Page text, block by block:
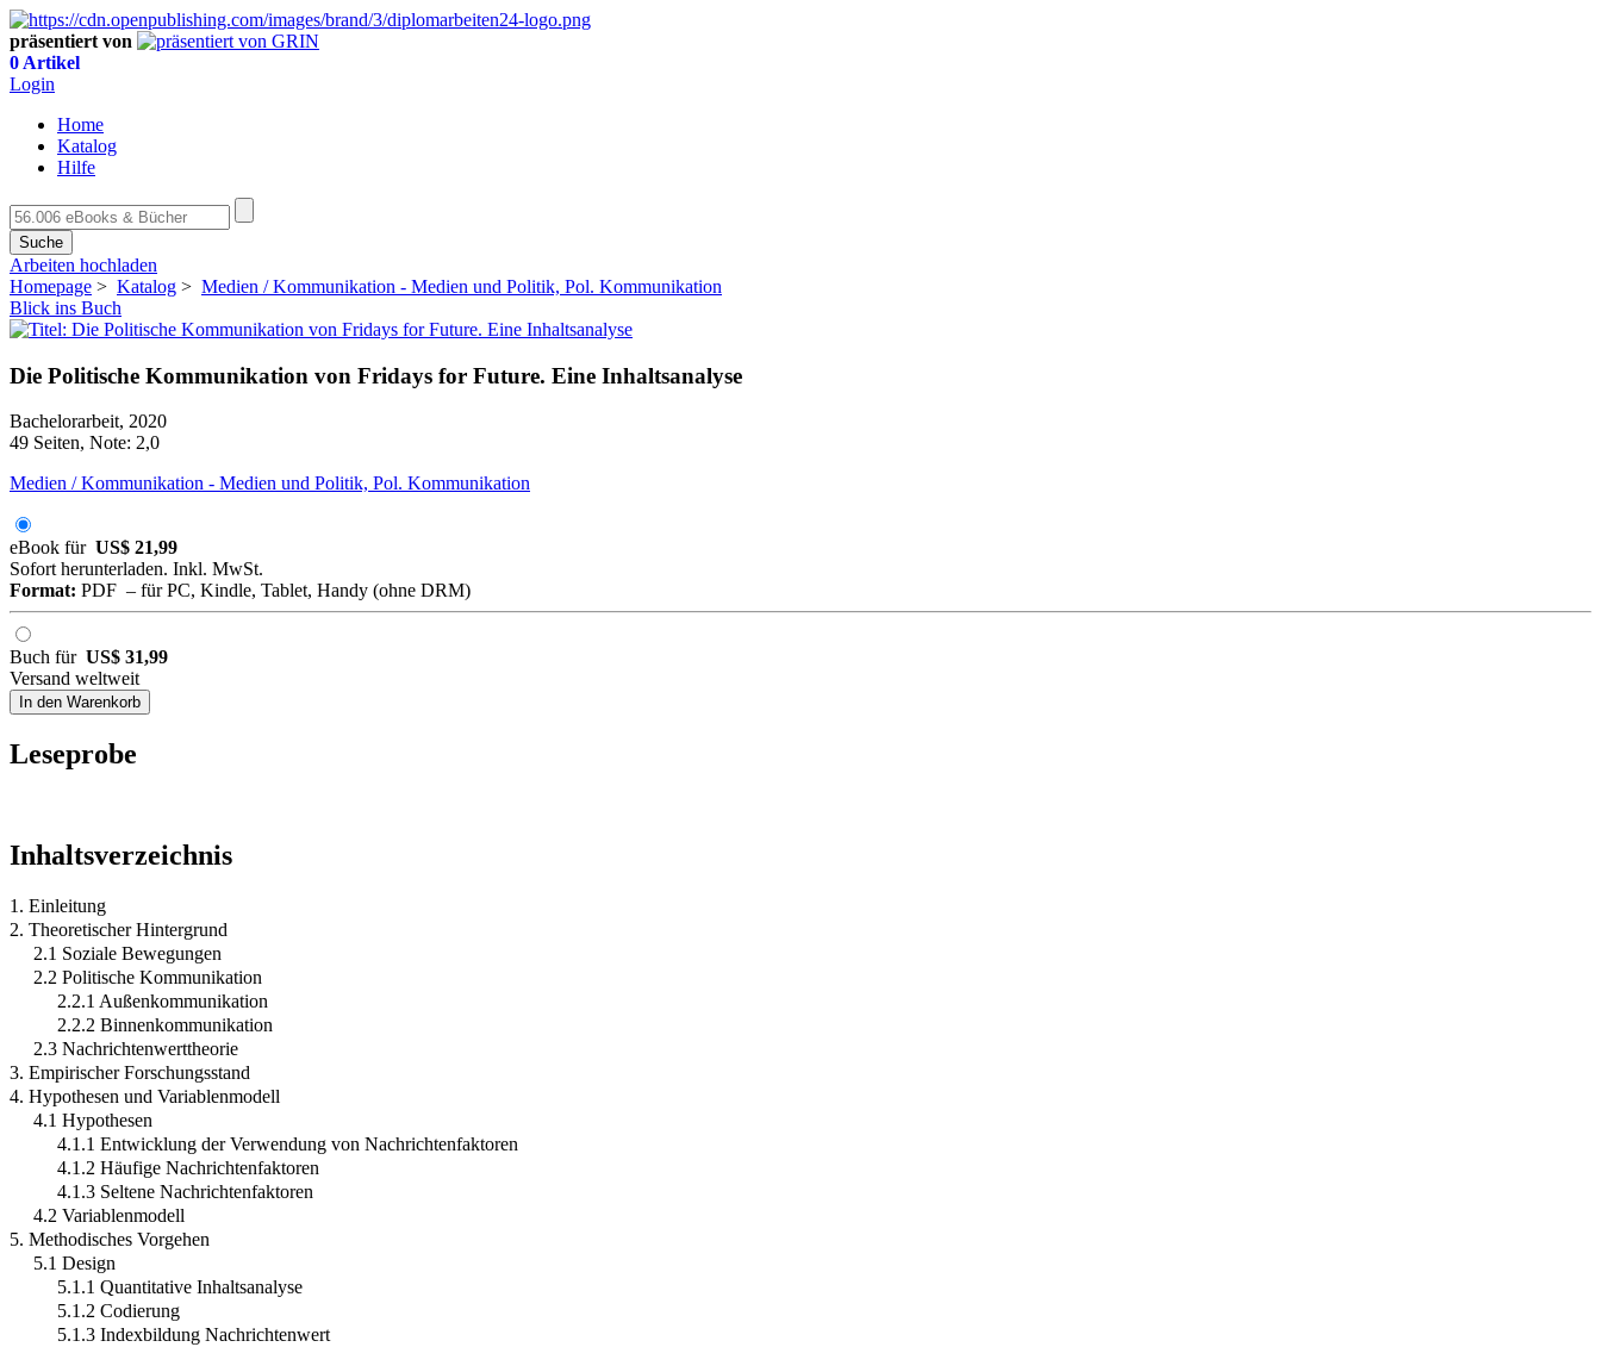
präsentiert von
0 Artikel
Login
Home
Katalog
Hilfe
Suche
Arbeiten hochladen
Homepage > Katalog > Medien / Kommunikation - Medien und Politik, Pol. Kommunikation
Blick ins Buch
Die Politische Kommunikation von Fridays for Future. Eine Inhaltsanalyse
Bachelorarbeit, 2020
49 Seiten, Note: 2,0
Medien / Kommunikation - Medien und Politik, Pol. Kommunikation
eBook für US$ 21,99
Sofort herunterladen. Inkl. MwSt.
Format: PDF – für PC, Kindle, Tablet, Handy (ohne DRM)
Buch für US$ 31,99
Versand weltweit
In den Warenkorb
Leseprobe
Inhaltsverzeichnis
1. Einleitung
2. Theoretischer Hintergrund
2.1 Soziale Bewegungen
2.2 Politische Kommunikation
2.2.1 Außenkommunikation
2.2.2 Binnenkommunikation
2.3 Nachrichtenwerttheorie
3. Empirischer Forschungsstand
4. Hypothesen und Variablenmodell
4.1 Hypothesen
4.1.1 Entwicklung der Verwendung von Nachrichtenfaktoren
4.1.2 Häufige Nachrichtenfaktoren
4.1.3 Seltene Nachrichtenfaktoren
4.2 Variablenmodell
5. Methodisches Vorgehen
5.1 Design
5.1.1 Quantitative Inhaltsanalyse
5.1.2 Codierung
5.1.3 Indexbildung Nachrichtenwert